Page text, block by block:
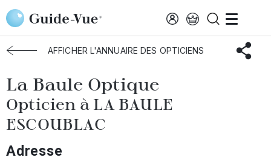
Aller au contenu principal
Accueil Choisir mon opticien La Baule Optique
AFFICHER L'ANNUAIRE DES OPTICIENS
La Baule Optique
Opticien à LA BAULE
ESCOUBLAC
Adresse